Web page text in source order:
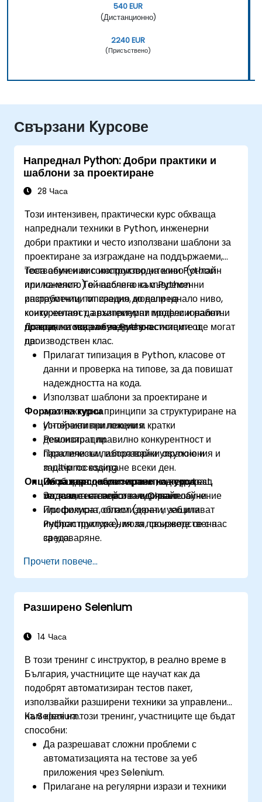
540 EUR
(Дистанционно)
2240 EUR
(Присъствено)
Свързани Kурсове
Напреднал Python: Добри практики и
шаблони за проектиране
28 Часа
Този интензивен, практически курс обхваща
напреднали техники в Python, инженерни
добри практики и често използвани шаблони за
проектиране за изграждане на поддържаеми,
тестваеми и високопроизводителни Python
приложения. Той набляга на съвременни
инструменти, типизация, модели на
конкурентност, архитектурни модели и работни
потоци, готови за внедряване.
Това обучение с инструктор на живо (онлайн
или на място) е насочено към Python
разработчици от средно до напреднало ниво,
които желаят да възприемат професионални
практики и модели за Python системи от
производствен клас.
До края на това обучение участниците ще могат
да:
Прилагат типизация в Python, класове от
данни и проверка на типове, за да повишат
надеждността на кода.
Използват шаблони за проектиране и
архитектурни принципи за структуриране на
устойчиви приложения.
Реализират правилно конкурентност и
паралелизъм, използвайки asyncio и
multiprocessing.
Изграждат добре тестван код с pytest,
тестване на свойства и CI пайплайни.
Профилират, оптимизират и защитават
Python приложения за производствена
среда.
Python проекти, използвайки съвременни
инструменти и контейнери.
Формат на курса
Интерактивни лекции и кратки
демонстрации.
Практически лабораторни упражнения и
задачи по кодиране всеки ден.
Обобщаващ мини-проект, интегриращ
модели, тестване и внедряване.
Опции за персонализиране на курса
За заявка на персонализирано обучение
или фокусна област (данни, уеб или
инфраструктура), моля, свържете се с нас
за уговаряне.
Прочети повече...
Разширено Selenium
14 Часа
В този тренинг с инструктор, в реално време в
България, участниците ще научат как да
подобрят автоматизиран тестов пакет,
използвайки разширени техники за управление
на Selenium.
Към края на този тренинг, участниците ще бъдат
способни:
Да разрешават сложни проблеми с
автоматизацията на тестове за уеб
приложения чрез Selenium.
Прилагане на регулярни изрази и техники